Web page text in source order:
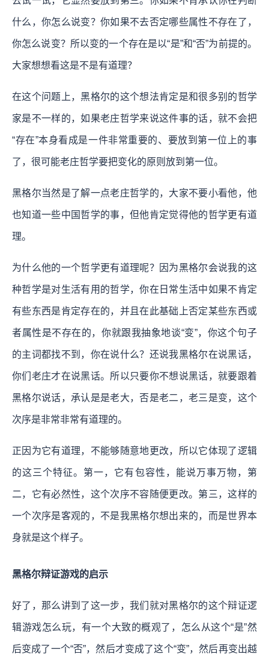
什么，你怎么说变？你如果不去否定哪些属性不存在了，
你怎么说变？所以变的一个存在是以“是”和“否”为前提的。
大家想想看这是不是有道理？
在这个问题上，黑格尔的这个想法肯定是和很多别的哲学
家是不一样的，如果老庄哲学来说这件事的话，就不会把
“存在”本身看成是一件非常重要的、要放到第一位上的事
了，很可能老庄哲学要把变化的原则放到第一位。
黑格尔当然是了解一点老庄哲学的，大家不要小看他，他
也知道一些中国哲学的事，但他肯定觉得他的哲学更有道
理。
为什么他的一个哲学更有道理呢？因为黑格尔会说我的这
种哲学是对生活有用的哲学，你在日常生活中如果不肯定
有些东西是肯定存在的，并且在此基础上否定某些东西或
者属性是不存在的，你就跟我抽象地谈“变”，你这个句子
的主词都找不到，你在说什么？还说我黑格尔在说黑话，
你们老庄才在说黑话。所以只要你不想说黑话，就要跟着
黑格尔说话，承认是是老大，否是老二，老三是变，这个
次序是非常非常有道理的。
正因为它有道理，不能够随意地更改，所以它体现了逻辑
的这三个特征。第一，它有包容性，能说万事万物，第
二，它有必然性，这个次序不容随便更改。第三，这样的
一个次序是客观的，不是我黑格尔想出来的，而是世界本
身就是这个样子。
黑格尔辩证游戏的启示
好了，那么讲到了这一步，我们就对黑格尔的这个辩证逻
辑游戏怎么玩，有一个大致的概观了，怎么从这个“是”然
后变成了一个“否”，然后才变成了这个“变”，然后再变出越